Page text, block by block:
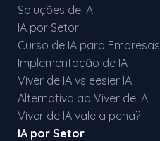
Soluções de IA
IA por Setor
Curso de IA para Empresas
Implementação de IA
Viver de IA vs eesier IA
Alternativa ao Viver de IA
Viver de IA vale a pena?
IA por Setor